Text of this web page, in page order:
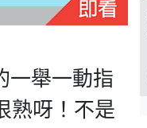
一舉一動指
熟呀！不是